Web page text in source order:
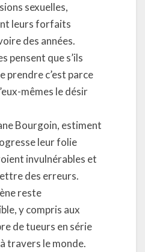
sexuelles,
leurs forfaits
des années.
pensent que s’ils
prendre c’est parce
mêmes le désir
Bourgoin, estiment
leur folie
invulnérables et
des erreurs.
reste
y compris aux
de tueurs en série
travers le monde.